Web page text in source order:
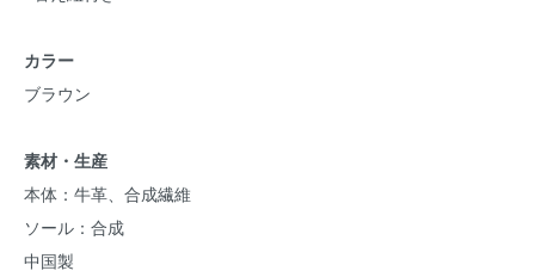
カラー
ブラウン
素材・生産
本体：牛革、合成繊維
ソール：合成
中国製